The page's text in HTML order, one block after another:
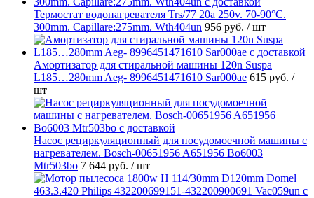
Термостат водонагревателя Trs/77 20a 250v. 70-90°C.
300mm. Capillare:275mm. Wth404un 956 руб. / шт
Амортизатор для стиральной машины 120n Suspa
L185…280mm Aeg- 8996451471610 Sar000ae 615 руб. /
шт
Насос рециркуляционный для посудомоечной машины с
нагревателем. Bosch-00651956 A651956 Bo6003
Mtr503bo 7 644 руб. / шт